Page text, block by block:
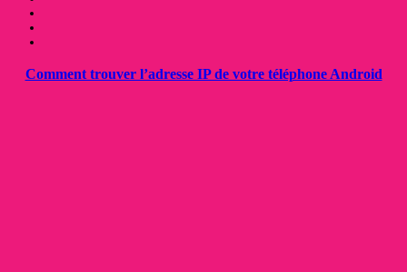
Comment trouver l’adresse IP de votre téléphone Android